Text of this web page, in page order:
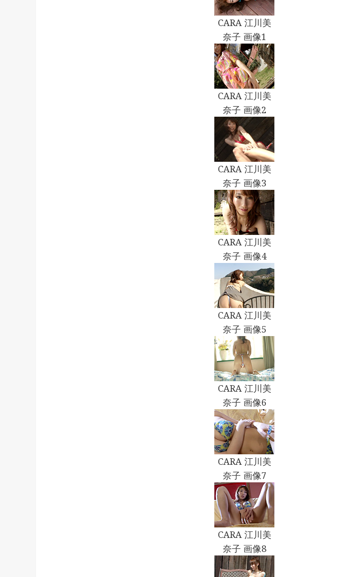
CARA 江川美
奈子 画像1
CARA 江川美
奈子 画像2
CARA 江川美
奈子 画像3
CARA 江川美
奈子 画像4
CARA 江川美
奈子 画像5
CARA 江川美
奈子 画像6
CARA 江川美
奈子 画像7
CARA 江川美
奈子 画像8